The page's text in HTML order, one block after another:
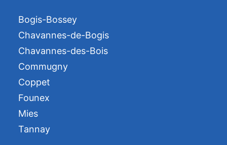
Bogis-Bossey
Chavannes-de-Bogis
Chavannes-des-Bois
Commugny
Coppet
Founex
Mies
Tannay